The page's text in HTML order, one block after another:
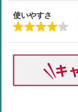
使いやすさ